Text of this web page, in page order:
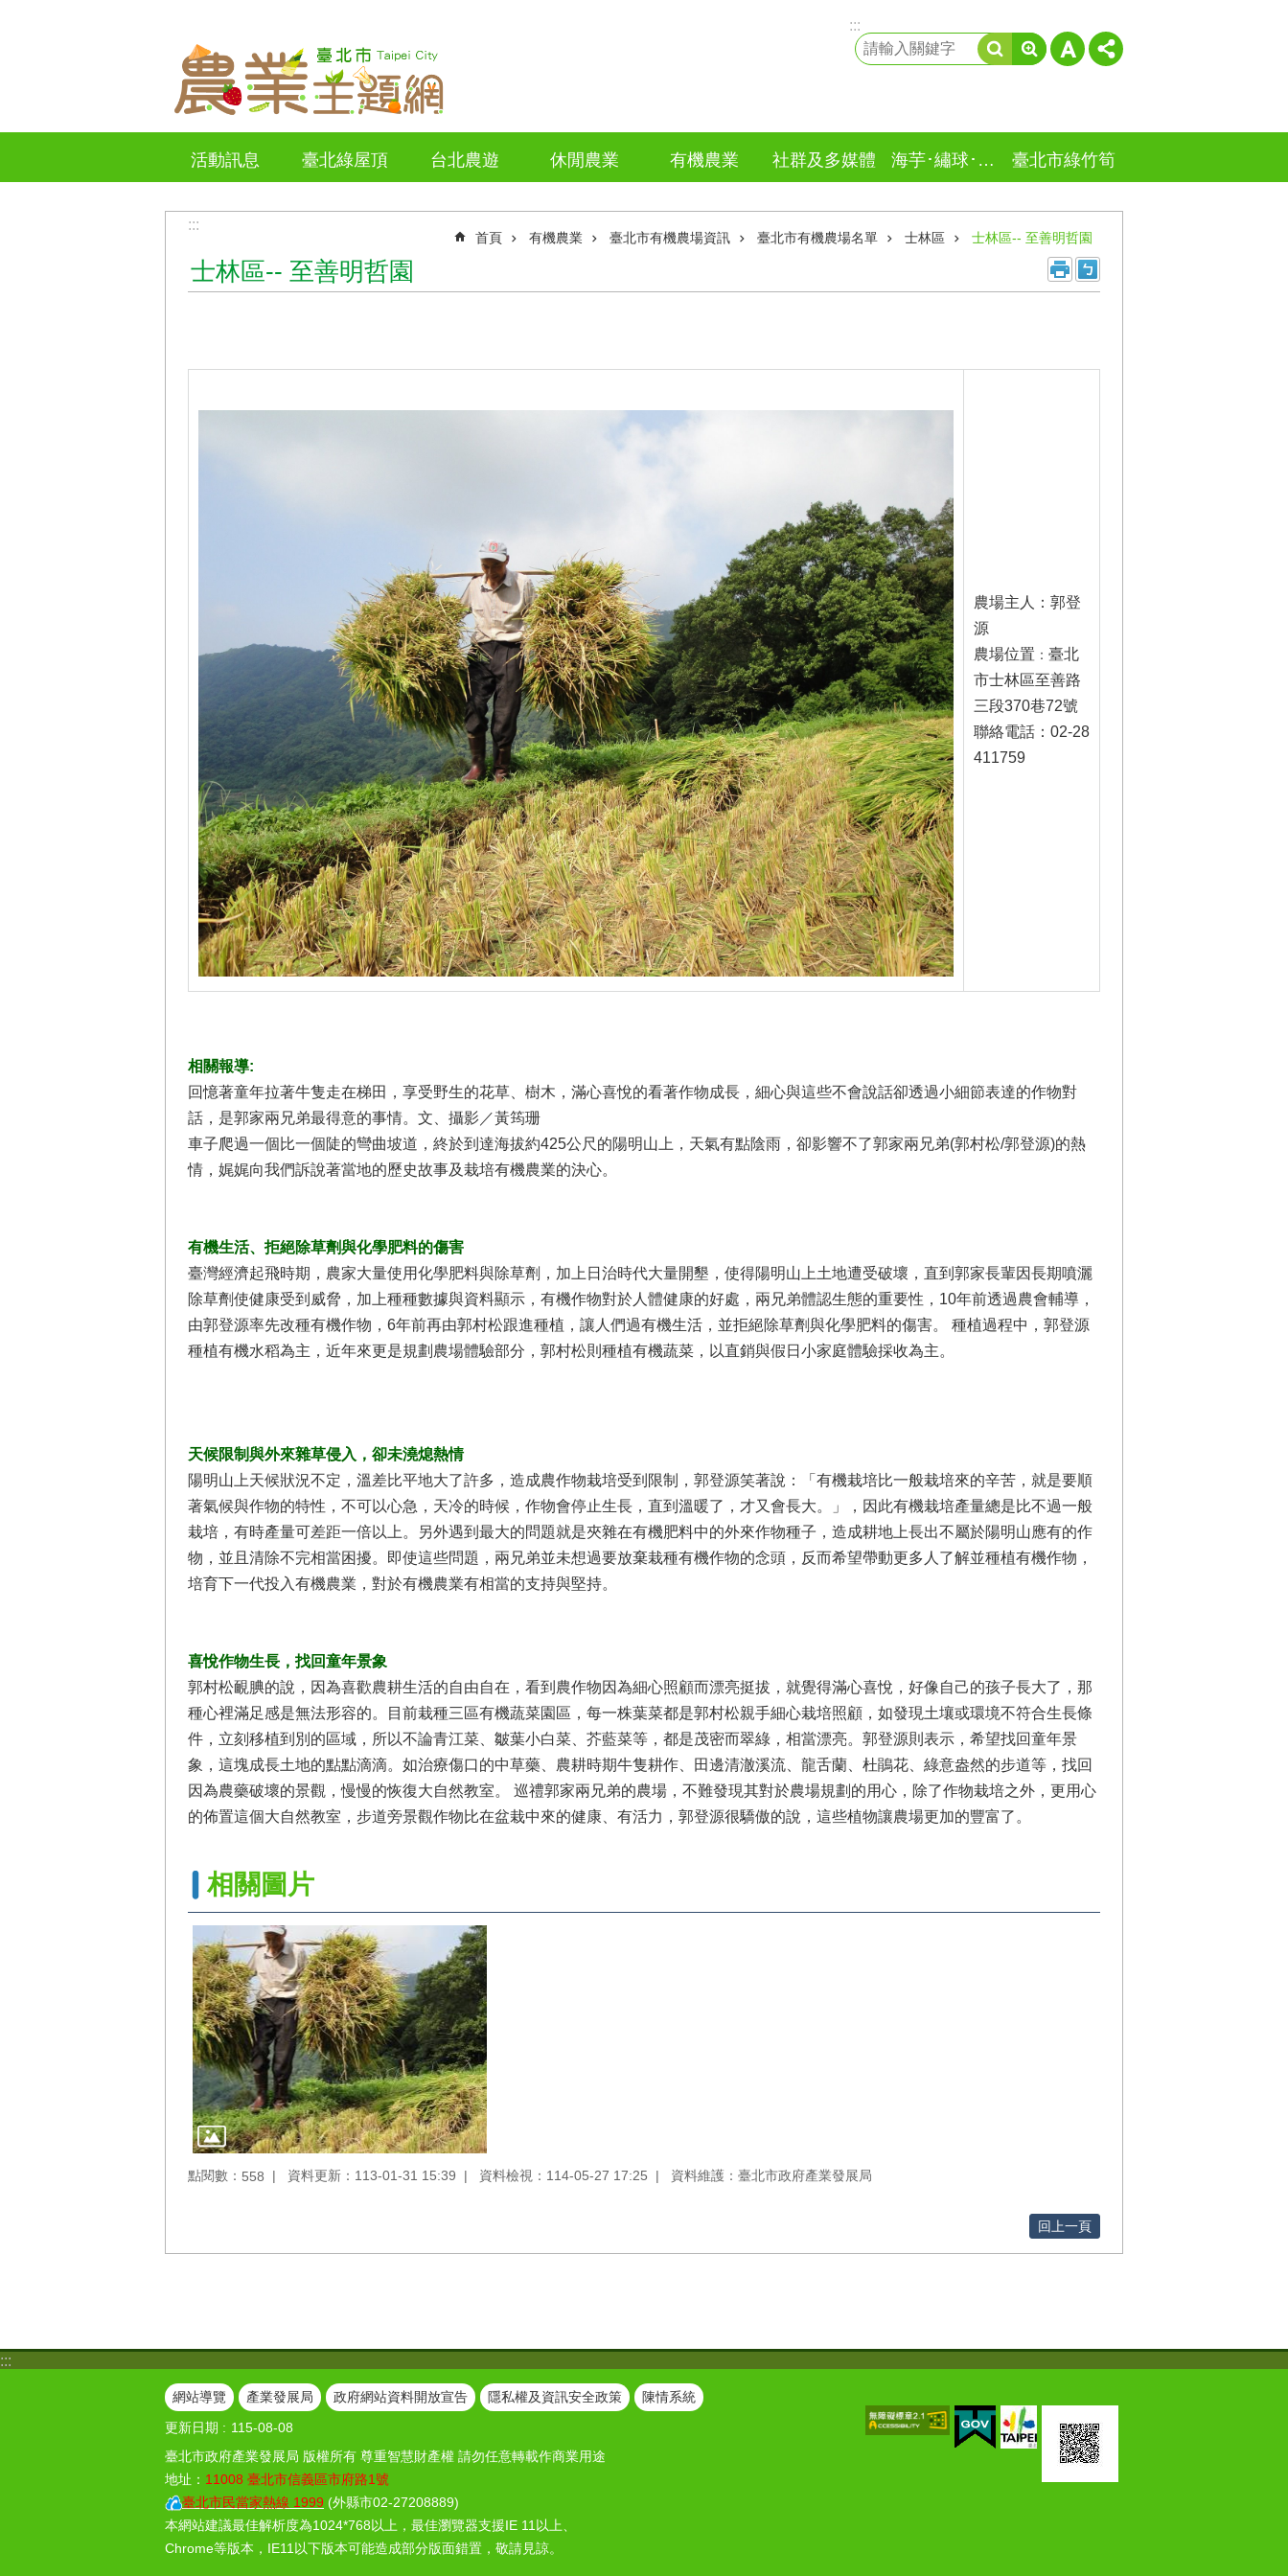
:::
活動訊息 臺北綠屋頂 台北農遊 休閒農業 有機農業 社群及多媒體 海芋･繡球･竹子湖 臺北市綠竹筍
:::
首頁 有機農業 臺北市有機農場資訊 臺北市有機農場名單 士林區 士林區-- 至善明哲園
士林區-- 至善明哲園
農場主人：郭登
源
農場位置 ： 臺北
市士林區至善路
三段370巷72號
聯絡電話：02-28
411759
相關報導:
回憶著童年拉著牛隻走在梯田，享受野生的花草、樹木，滿心喜悅的看著作物成長，細心與這些不會說話卻透過小細節表達的作物對
話，是郭家兩兄弟最得意的事情。文、攝影／黃筠珊
車子爬過一個比一個陡的彎曲坡道，終於到達海拔約425公尺的陽明山上，天氣有點陰雨，卻影響不了郭家兩兄弟(郭村松/郭登源)的熱
情，娓娓向我們訴說著當地的歷史故事及栽培有機農業的決心。
有機生活、拒絕除草劑與化學肥料的傷害
臺灣經濟起飛時期，農家大量使用化學肥料與除草劑，加上日治時代大量開墾，使得陽明山上土地遭受破壞，直到郭家長輩因長期噴灑
除草劑使健康受到威脅，加上種種數據與資料顯示，有機作物對於人體健康的好處，兩兄弟體認生態的重要性，10年前透過農會輔導，
由郭登源率先改種有機作物，6年前再由郭村松跟進種植，讓人們過有機生活，並拒絕除草劑與化學肥料的傷害。 種植過程中，郭登源
種植有機水稻為主，近年來更是規劃農場體驗部分，郭村松則種植有機蔬菜，以直銷與假日小家庭體驗採收為主。
天候限制與外來雜草侵入，卻未澆熄熱情
陽明山上天候狀況不定，溫差比平地大了許多，造成農作物栽培受到限制，郭登源笑著說：「有機栽培比一般栽培來的辛苦，就是要順
著氣候與作物的特性，不可以心急，天冷的時候，作物會停止生長，直到溫暖了，才又會長大。」，因此有機栽培產量總是比不過一般
栽培，有時產量可差距一倍以上。另外遇到最大的問題就是夾雜在有機肥料中的外來作物種子，造成耕地上長出不屬於陽明山應有的作
物，並且清除不完相當困擾。即使這些問題，兩兄弟並未想過要放棄栽種有機作物的念頭，反而希望帶動更多人了解並種植有機作物，
培育下一代投入有機農業，對於有機農業有相當的支持與堅持。
喜悅作物生長，找回童年景象
郭村松靦腆的說，因為喜歡農耕生活的自由自在，看到農作物因為細心照顧而漂亮挺拔，就覺得滿心喜悅，好像自己的孩子長大了，那
種心裡滿足感是無法形容的。目前栽種三區有機蔬菜園區，每一株葉菜都是郭村松親手細心栽培照顧，如發現土壤或環境不符合生長條
件，立刻移植到別的區域，所以不論青江菜、皺葉小白菜、芥藍菜等，都是茂密而翠綠，相當漂亮。郭登源則表示，希望找回童年景
象，這塊成長土地的點點滴滴。如治療傷口的中草藥、農耕時期牛隻耕作、田邊清澈溪流、龍舌蘭、杜鵑花、綠意盎然的步道等，找回
因為農藥破壞的景觀，慢慢的恢復大自然教室。 巡禮郭家兩兄弟的農場，不難發現其對於農場規劃的用心，除了作物栽培之外，更用心
的佈置這個大自然教室，步道旁景觀作物比在盆栽中來的健康、有活力，郭登源很驕傲的說，這些植物讓農場更加的豐富了。
相關圖片
點閱數： 558 資料更新：113-01-31 15:39 資料檢視：114-05-27 17:25 資料維護：臺北市政府產業發展局
回上一頁
:::
網站導覽 產業發展局 政府網站資料開放宣告 隱私權及資訊安全政策
陳情系統
更新日期
115-08-08
臺北市政府產業發展局 版權所有 尊重智慧財產權 請勿任意轉載作商業用途
地址： 11008 臺北市信義區市府路1號
臺北市民當家熱線 1999 (外縣市02-27208889)
本網站建議最佳解析度為1024*768以上，最佳瀏覽器支援IE 11以上、
Chrome等版本，IE11以下版本可能造成部分版面錯置，敬請見諒。